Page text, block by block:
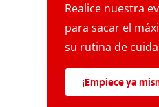
Realice nuestra
para sacar el
su rutina de
¡Empiece ya